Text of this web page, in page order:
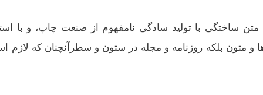
متن ساختگی با تولید سادگی نامفهوم از صنعت چاپ، و با
و متون بلکه روزنامه و مجله در ستون و سطرآنچنان که لازم